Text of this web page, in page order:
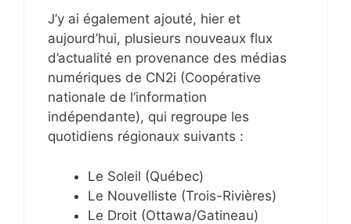
J’y ai également ajouté, hier et
aujourd’hui, plusieurs nouveaux flux
d’actualité en provenance des médias
numériques de CN2i (Coopérative
nationale de l’information
indépendante), qui regroupe les
quotidiens régionaux suivants :
Le Soleil (Québec)
Le Nouvelliste (Trois-Rivières)
Le Droit (Ottawa/Gatineau)